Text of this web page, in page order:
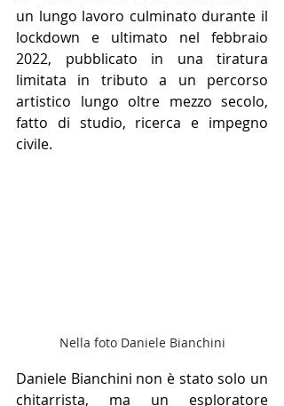
un lungo lavoro culminato durante il
lockdown e ultimato nel febbraio
2022, pubblicato in una tiratura
limitata in tributo a un percorso
artistico lungo oltre mezzo secolo,
fatto di studio, ricerca e impegno
civile.
Nella foto Daniele Bianchini
Daniele Bianchini non è stato solo un
chitarrista, ma un esploratore